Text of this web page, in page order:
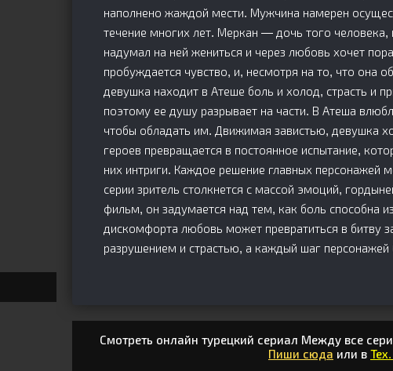
наполнено жаждой мести. Мужчина намерен
течение многих лет. Меркан — дочь того человека,
надумал на ней жениться и через любовь хочет
пробуждается чувство, и, несмотря на то, что она
девушка находит в Атеше боль и холод, страсть и
поэтому ее душу разрывает на части. В Атеша
чтобы обладать им. Движимая завистью, девушка
героев превращается в постоянное испытание,
них интриги. Каждое решение главных
серии зритель столкнется с массой эмоций,
фильм, он задумается над тем, как боль способна
дискомфорта любовь может превратиться в битву
разрушением и страстью, а каждый шаг
Смотреть онлайн турецкий сериал Между все
Пиши сюда или в